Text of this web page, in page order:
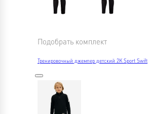
Подобрать комплект
Тренировочный джемпер детский 2K Sport Swift